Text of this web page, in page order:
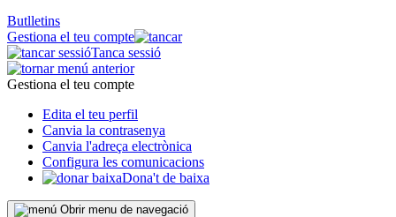
Butlletins
Gestiona el teu compte
Tanca sessió
Gestiona el teu compte
Edita el teu perfil
Canvia la contrasenya
Canvia l'adreça electrònica
Configura les comunicacions
Dona't de baixa
Obrir menu de navegació